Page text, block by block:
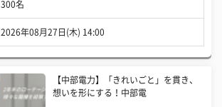
300名
2026年08月27日(木) 14:00
【中部電力】「きれいごと」を貫き、
想いを形にする！中部電